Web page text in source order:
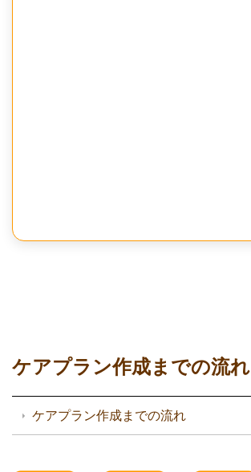
ケアプラン作成までの流れ
ケアプラン作成までの流れ